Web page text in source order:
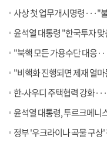
사상 첫 업무개시명령···"
윤석열 대통령 "한국투자
"북핵 모든 가용수단 대응
"비핵화 진행되면 제재 얼
한-사우디 주택협력 강화
윤석열 대통령, 투르크메니
정부 '우크라이나 곡물 구상